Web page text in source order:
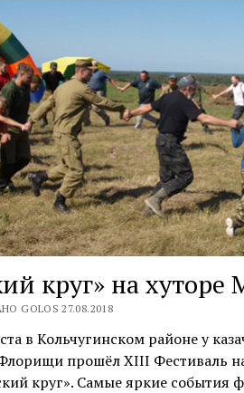
круг» на
GOLOS 27.08.2018
в Кольчугинском районе у
прошёл XIII Фестиваль
круг». Самые яркие события